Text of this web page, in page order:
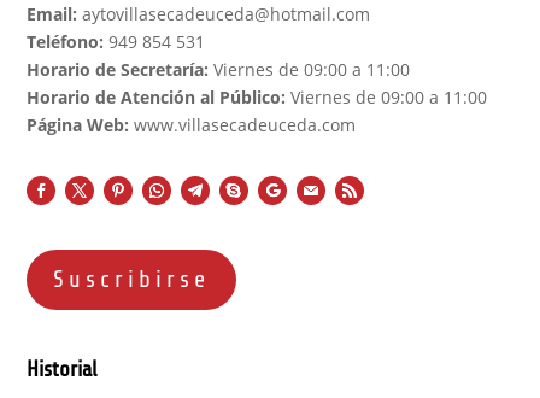
Email: aytovillasecadeuceda@hotmail.com
Teléfono: 949 854 531
Horario de Secretaría: Viernes de 09:00 a 11:00
Horario de Atención al Público: Viernes de 09:00 a 11:00
Página Web: www.villasecadeuceda.com
Suscribirse
Historial